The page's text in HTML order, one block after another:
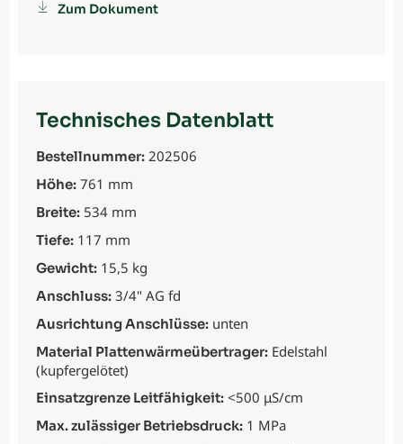
Zum Dokument
Technisches Datenblatt
Bestellnummer: 202506
Höhe: 761 mm
Breite: 534 mm
Tiefe: 117 mm
Gewicht: 15,5 kg
Anschluss: 3/4" AG fd
Ausrichtung Anschlüsse: unten
Material Plattenwärmeübertrager: Edelstahl
(kupfergelötet)
Einsatzgrenze Leitfähigkeit: <500 μS/cm
Max. zulässiger Betriebsdruck: 1 MPa